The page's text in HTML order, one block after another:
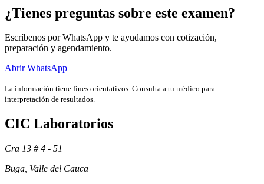
Exámenes
¿Tienes preguntas sobre este examen?
Escríbenos por WhatsApp y te ayudamos con cotización,
preparación y agendamiento.
Abrir WhatsApp
La información tiene fines orientativos. Consulta a tu médico para
interpretación de resultados.
CIC Laboratorios
Cra 13 # 4 - 51
Buga, Valle del Cauca